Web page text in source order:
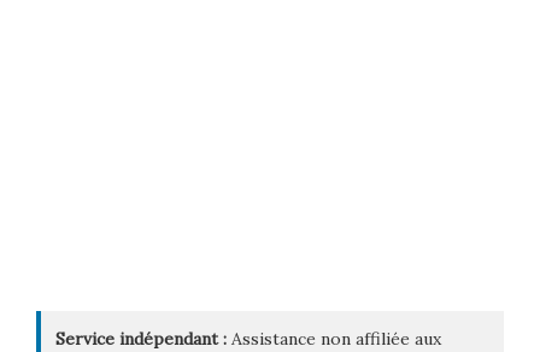
Service indépendant : Assistance non affiliée aux